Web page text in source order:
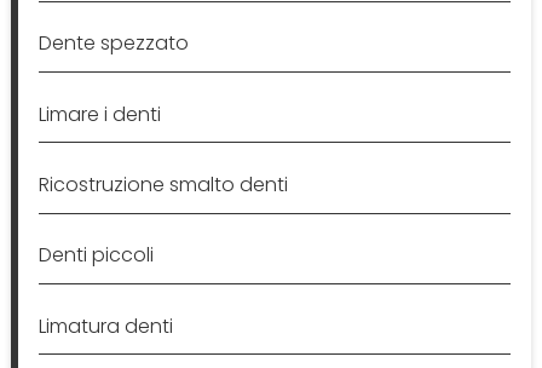
Dente spezzato
Limare i denti
Ricostruzione smalto denti
Denti piccoli
Limatura denti